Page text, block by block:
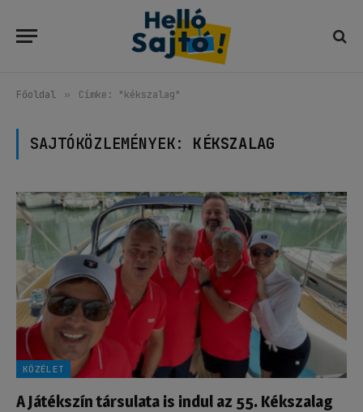
Főoldal » Címke: "kékszalag"
SAJTÓKÖZLEMÉNYEK: KÉKSZALAG
KÖZÉLET
A Játékszín társulata is indul az 55. Kékszalag